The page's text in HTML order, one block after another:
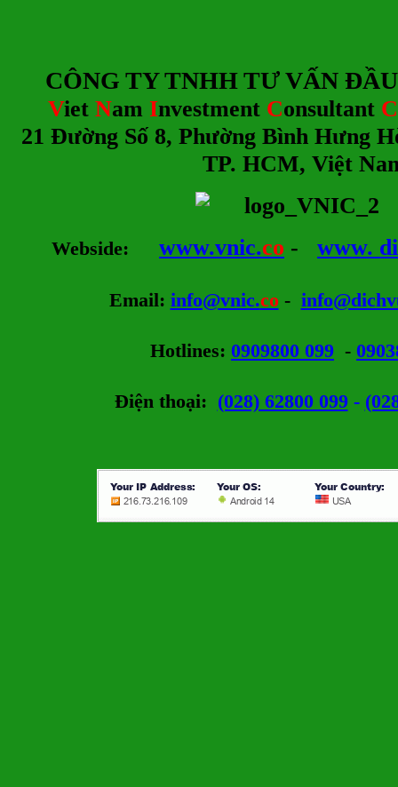
CÔNG TY TNHH TƯVẤN
Viet Nam Investment Consultant
21 Đường Số 8, Phường Bình Hưng
TP. HCM, Việt
Webside: www.vnic.co - www.
Email: info@vnic.co-
Hotlines: 0909800 099 -
Điện thoại: (028) 62800 099-